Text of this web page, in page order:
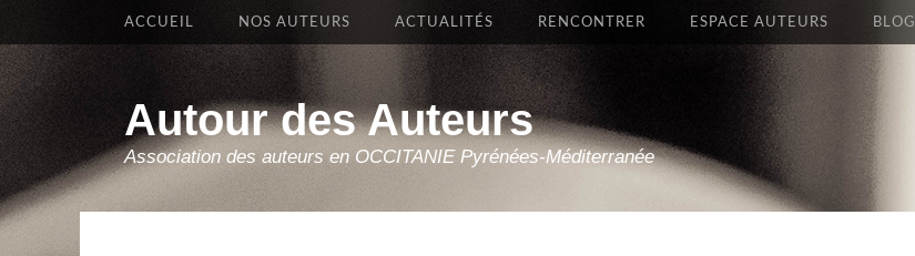
Autour des Auteurs
Association des auteurs en OCCITANIE Pyrénées-Méditerranée
Premier Menu
Aller
ACCUEIL NOS AUTEURS ACTUALITÉS RENCONTRER ESPACE AUTEURS BLOG